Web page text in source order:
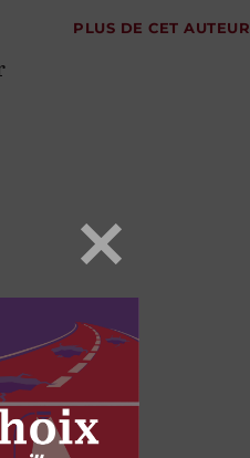
PLUS DE CET AUTEUR